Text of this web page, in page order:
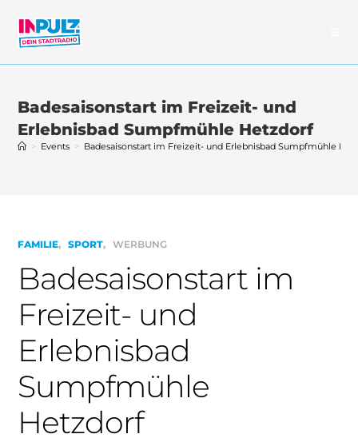
Inhalt
springen
Badesaisonstart im Freizeit- und
Erlebnisbad Sumpfmühle Hetzdorf
> Events > Badesaisonstart im Freizeit- und Erlebnisbad Sumpfmühle
FAMILIE SPORT WERBUNG
Badesaisonstart im
Freizeit- und
Erlebnisbad
Sumpfmühle
Hetzdorf